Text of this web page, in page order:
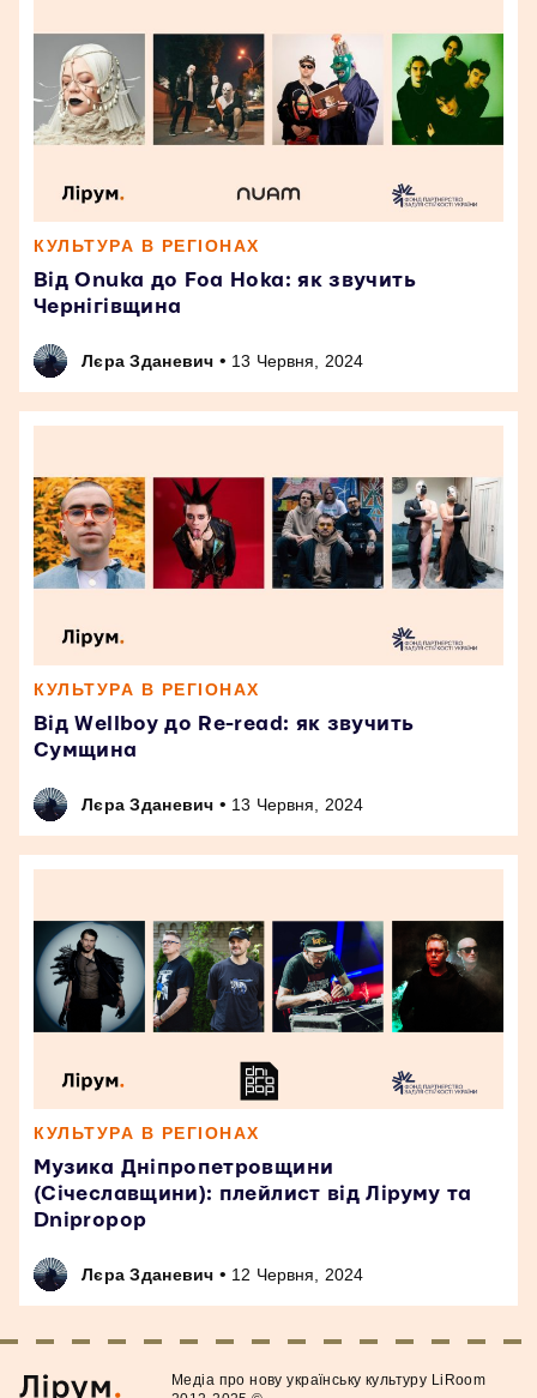
КУЛЬТУРА В РЕГІОНАХ
Від Onuka до Foa Hoka: як звучить
Чернігівщина
Лєра Зданевич • 13 Червня, 2024
КУЛЬТУРА В РЕГІОНАХ
Від Wellboy до Re-read: як звучить
Сумщина
Лєра Зданевич • 13 Червня, 2024
КУЛЬТУРА В РЕГІОНАХ
Музика Дніпропетровщини
(Січеславщини): плейлист від Ліруму та
Dnipropop
Лєра Зданевич • 12 Червня, 2024
Медiа про нову українську культуру LiRoom